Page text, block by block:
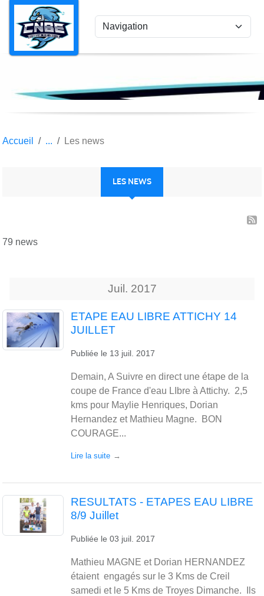
Accueil Les news
LES NEWS
79 news
Juil. 2017
ETAPE EAU LIBRE ATTICHY 14
JUILLET
Publiée le 13 juil. 2017
Demain, A Suivre en direct une étape de la
coupe de France d'eau LIbre à Attichy. 2,5
kms pour Maylie Henriques, Dorian
Hernandez et Mathieu Magne. BON
COURAGE...
Lire la suite
RESULTATS - ETAPES EAU LIBRE
8/9 Juillet
Publiée le 03 juil. 2017
Mathieu MAGNE et Dorian HERNANDEZ
étaient engagés sur le 3 Kms de Creil
samedi et le 5 Kms de Troyes Dimanche. Ils
Panneau de gestion des cookies